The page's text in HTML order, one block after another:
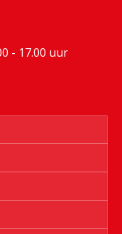
- 17.00 uur